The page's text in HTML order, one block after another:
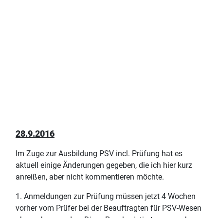
28.9.2016
Im Zuge zur Ausbildung PSV incl. Prüfung hat es
aktuell einige Änderungen gegeben, die ich hier kurz
anreißen, aber nicht kommentieren möchte.
1. Anmeldungen zur Prüfung müssen jetzt 4 Wochen
vorher vom Prüfer bei der Beauftragten für PSV-Wesen